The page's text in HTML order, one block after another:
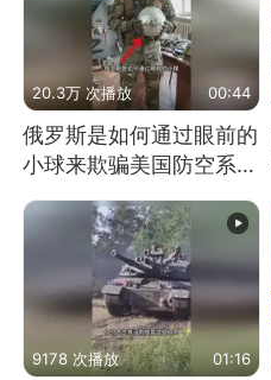
20.3万 次播放 00:44
俄罗斯是如何通过眼前的
小球来欺骗美国防空系统
的
9178 次播放 01:16